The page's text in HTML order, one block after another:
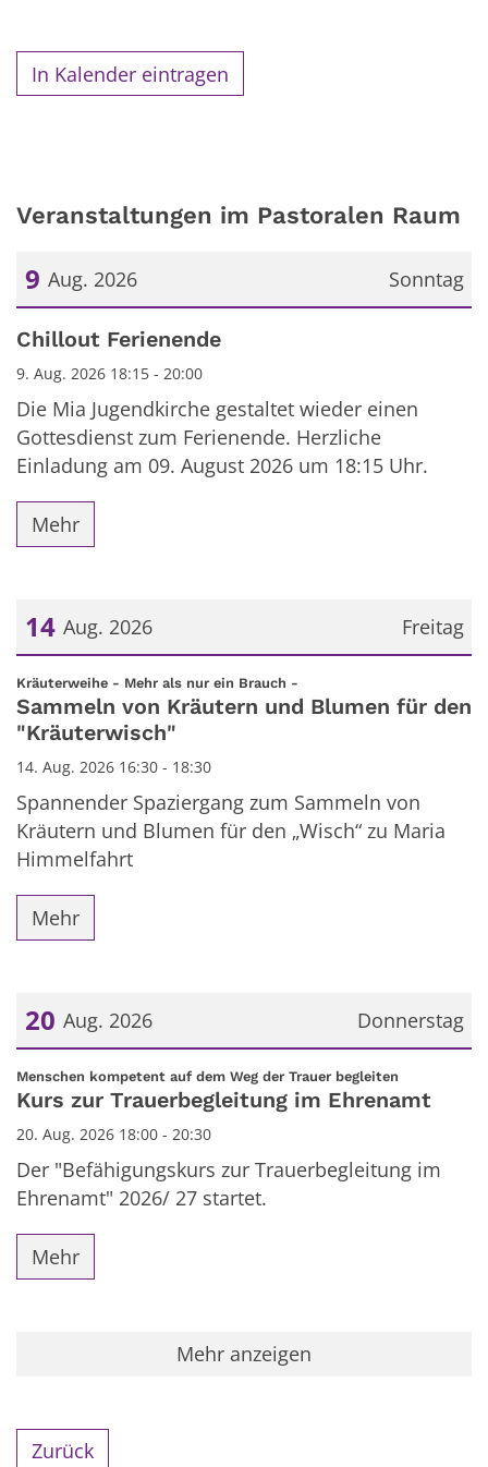
In Kalender eintragen
Veranstaltungen im Pastoralen Raum
Sonntag
9 Aug. 2026
Datum: 9. August 2026
Chillout Ferienende
9. Aug. 2026 18:15 - 20:00
Die Mia Jugendkirche gestaltet wieder einen
Gottesdienst zum Ferienende. Herzliche
Einladung am 09. August 2026 um 18:15 Uhr.
Mehr
Freitag
14 Aug. 2026
Datum: 14. August 2026
Kräuterweihe - Mehr als nur ein Brauch -
Sammeln von Kräutern und Blumen für den
"Kräuterwisch"
14. Aug. 2026 16:30 - 18:30
Spannender Spaziergang zum Sammeln von
Kräutern und Blumen für den „Wisch“ zu Maria
Himmelfahrt
Mehr
Donnerstag
20 Aug. 2026
Datum: 20. August 2026
Menschen kompetent auf dem Weg der Trauer begleiten
Kurs zur Trauerbegleitung im Ehrenamt
20. Aug. 2026 18:00 - 20:30
Der "Befähigungskurs zur Trauerbegleitung im
Ehrenamt" 2026/ 27 startet.
Mehr
Mehr anzeigen
Zurück